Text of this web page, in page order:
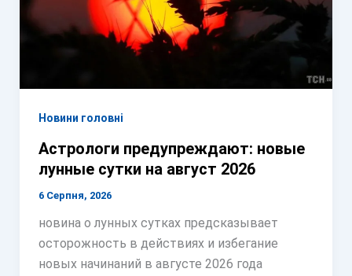
Новини головні
Астрологи предупреждают: новые
лунные сутки на август 2026
6 Серпня, 2026
новина о лунных сутках предсказывает
осторожность в действиях и избегание
новых начинаний в августе 2026 года